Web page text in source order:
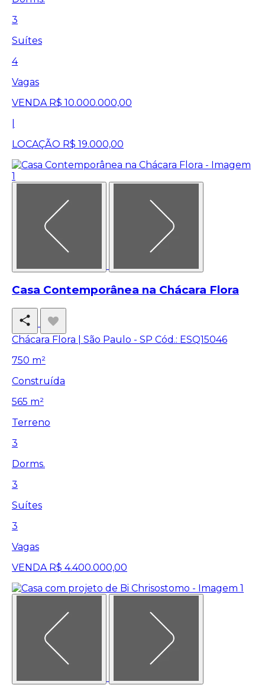
3
Suítes
4
Vagas
VENDA R$ 10.000.000,00
LOCAÇÃO R$ 19.000,00
Casa Contemporânea na Chácara Flora
Chácara Flora | São Paulo - SP Cód.: ESQ15046
750 m²
Construída
565 m²
Terreno
3
Dorms.
3
Suítes
3
Vagas
VENDA R$ 4.400.000,00